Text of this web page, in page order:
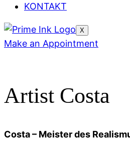
KONTAKT
X
Make an Appointment
Artist Costa
Costa – Meister des